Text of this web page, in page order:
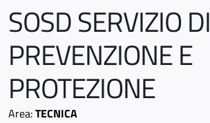
SOSD SERVIZIO DI
PREVENZIONE E
PROTEZIONE
Area:TECNICA